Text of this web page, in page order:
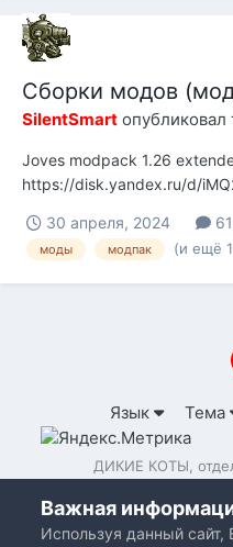
Сборки модов
SilentSmart опубликовал
Joves modpack 1.26
https://disk.yandex.ru/d/
30 апреля, 2024
моды модпак (и ещё
Язык Тема
ДИКИЕ КОТЫ,
Важная
Используя данный сайт,